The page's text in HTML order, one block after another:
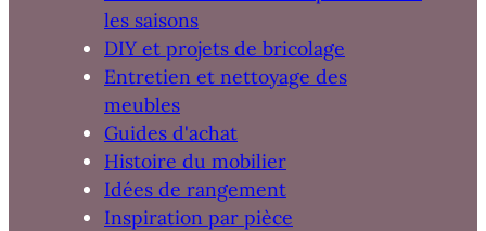
les saisons
DIY et projets de bricolage
Entretien et nettoyage des
meubles
Guides d'achat
Histoire du mobilier
Idées de rangement
Inspiration par pièce